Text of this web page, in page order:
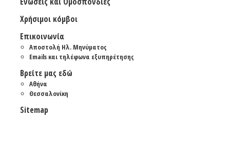
Χρήσιμοι κόμβοι
Επικοινωνία
Αποστολή Ηλ. Μηνύματος
Emails και τηλέφωνα εξυπηρέτησης
Βρείτε μας εδώ
Αθήνα
Θεσσαλονίκη
Sitemap